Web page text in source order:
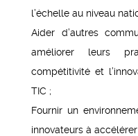
l’échelle au niveau
Aider d’autres
améliorer leurs
compétitivité et
TIC ;
Fournir un
innovateurs à